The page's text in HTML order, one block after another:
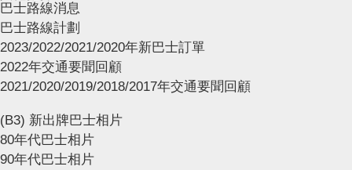
巴士路線消息
巴士路線計劃
2023/2022/2021/2020年新巴士訂單
2022年交通要聞回顧
2021/2020/2019/2018/2017年交通要聞回顧
(B3) 新出牌巴士相片
80年代巴士相片
90年代巴士相片